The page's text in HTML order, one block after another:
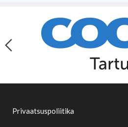
Privaatsuspoliitika